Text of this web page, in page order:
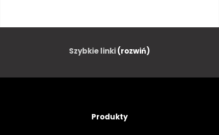
FLANELA CZERWONY
PLAID TEKSTURA
Szybkie linki(rozwiń)
Produkty